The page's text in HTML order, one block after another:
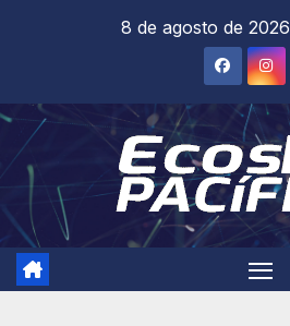
8 de agosto de 2026